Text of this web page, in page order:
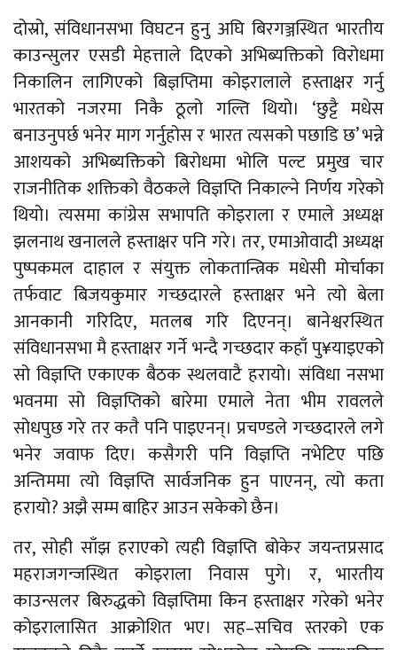
दोस्रो, संविधानसभा विघटन हुनु अघि बिरगञ्जस्थित भारतीय
काउन्सुलर एसडी मेहत्ताले दिएको अभिब्यक्तिको विरोधमा
निकालिन लागिएको बिज्ञप्तिमा कोइरालाले हस्ताक्षर गर्नु
भारतको नजरमा निकै ठूलो गल्ति थियो। ‘छुट्टै मधेस
बनाउनुपर्छ भनेर माग गर्नुहोस र भारत त्यसको पछाडि छ’ भन्ने
आशयको अभिब्यक्तिको बिरोधमा भोलि पल्ट प्रमुख चार
राजनीतिक शक्तिको वैठकले विज्ञप्ति निकाल्ने निर्णय गरेको
थियो। त्यसमा कांग्रेस सभापति कोइराला र एमाले अध्यक्ष
झलनाथ खनालले हस्ताक्षर पनि गरे। तर, एमाओवादी अध्यक्ष
पुष्पकमल दाहाल र संयुक्त लोकतान्त्रिक मधेसी मोर्चाका
तर्फवाट बिजयकुमार गच्छदारले हस्ताक्षर भने त्यो बेला
आनकानी गरिदिए, मतलब गरि दिएनन्। बानेश्वरस्थित
संविधानसभा मै हस्ताक्षर गर्ने भन्दै गच्छदार कहाँ पु¥याइएको
सो विज्ञप्ति एकाएक बैठक स्थलवाटै हरायो। संविधा नसभा
भवनमा सो विज्ञप्तिको बारेमा एमाले नेता भीम रावलले
सोधपुछ गरे तर कतै पनि पाइएनन्। प्रचण्डले गच्छदारले लगे
भनेर जवाफ दिए। कसैगरी पनि विज्ञप्ति नभेटिए पछि
अन्तिममा त्यो विज्ञप्ति सार्वजनिक हुन पाएनन्, त्यो कता
हरायो? अझै सम्म बाहिर आउन सकेको छैन।
तर, सोही साँझ हराएको त्यही विज्ञप्ति बोकेर जयन्तप्रसाद
महराजगन्जस्थित कोइराला निवास पुगे। र, भारतीय
काउन्सलर बिरुद्धको विज्ञप्तिमा किन हस्ताक्षर गरेको भनेर
कोइरालासित आक्रोशित भए। सह–सचिव स्तरको एक